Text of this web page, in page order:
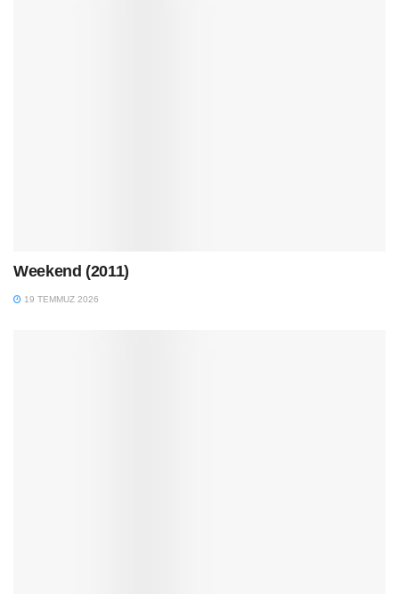
Weekend (2011)
19 TEMMUZ 2026